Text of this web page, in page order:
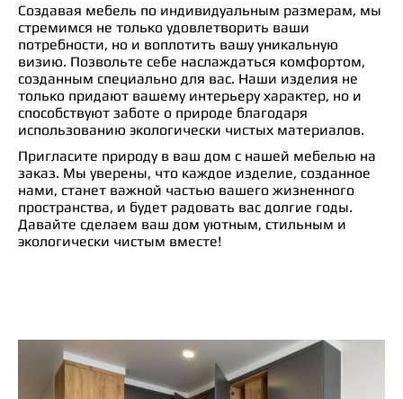
Создавая мебель по индивидуальным размерам, мы
стремимся не только удовлетворить ваши
потребности, но и воплотить вашу уникальную
визию. Позвольте себе наслаждаться комфортом,
созданным специально для вас. Наши изделия не
только придают вашему интерьеру характер, но и
способствуют заботе о природе благодаря
использованию экологически чистых материалов.
Пригласите природу в ваш дом с нашей мебелью на
заказ. Мы уверены, что каждое изделие, созданное
нами, станет важной частью вашего жизненного
пространства, и будет радовать вас долгие годы.
Давайте сделаем ваш дом уютным, стильным и
экологически чистым вместе!